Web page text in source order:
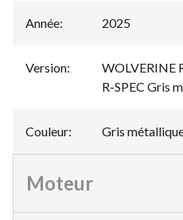
Année: 2025
Version:
WOLVERINE
R-SPEC Gris
Couleur: Gris
Moteur